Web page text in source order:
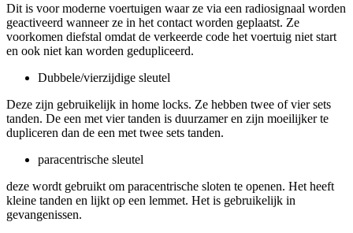
Dit is voor moderne voertuigen waar ze via een radiosignaal worden
geactiveerd wanneer ze in het contact worden geplaatst. Ze
voorkomen diefstal omdat de verkeerde code het voertuig niet start
en ook niet kan worden gedupliceerd.
Dubbele/vierzijdige sleutel
Deze zijn gebruikelijk in home locks. Ze hebben twee of vier sets
tanden. De een met vier tanden is duurzamer en zijn moeilijker te
dupliceren dan de een met twee sets tanden.
paracentrische sleutel
deze wordt gebruikt om paracentrische sloten te openen. Het heeft
kleine tanden en lijkt op een lemmet. Het is gebruikelijk in
gevangenissen.